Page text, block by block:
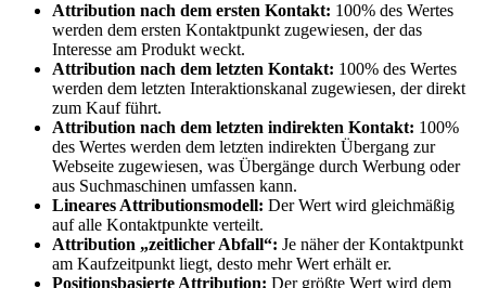
Attribution nach dem ersten Kontakt: 100% des Wertes
werden dem ersten Kontaktpunkt zugewiesen, der das
Interesse am Produkt weckt.
Attribution nach dem letzten Kontakt: 100% des Wertes
werden dem letzten Interaktionskanal zugewiesen, der direkt
zum Kauf führt.
Attribution nach dem letzten indirekten Kontakt: 100%
des Wertes werden dem letzten indirekten Übergang zur
Webseite zugewiesen, was Übergänge durch Werbung oder
aus Suchmaschinen umfassen kann.
Lineares Attributionsmodell: Der Wert wird gleichmäßig
auf alle Kontaktpunkte verteilt.
Attribution „zeitlicher Abfall“: Je näher der Kontaktpunkt
am Kaufzeitpunkt liegt, desto mehr Wert erhält er.
Positionsbasierte Attribution: Der größte Wert wird dem